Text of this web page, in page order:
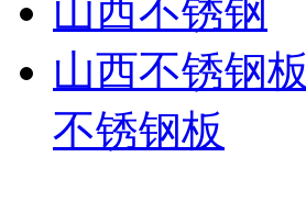
山西不锈钢
山西不锈钢板
不锈钢板